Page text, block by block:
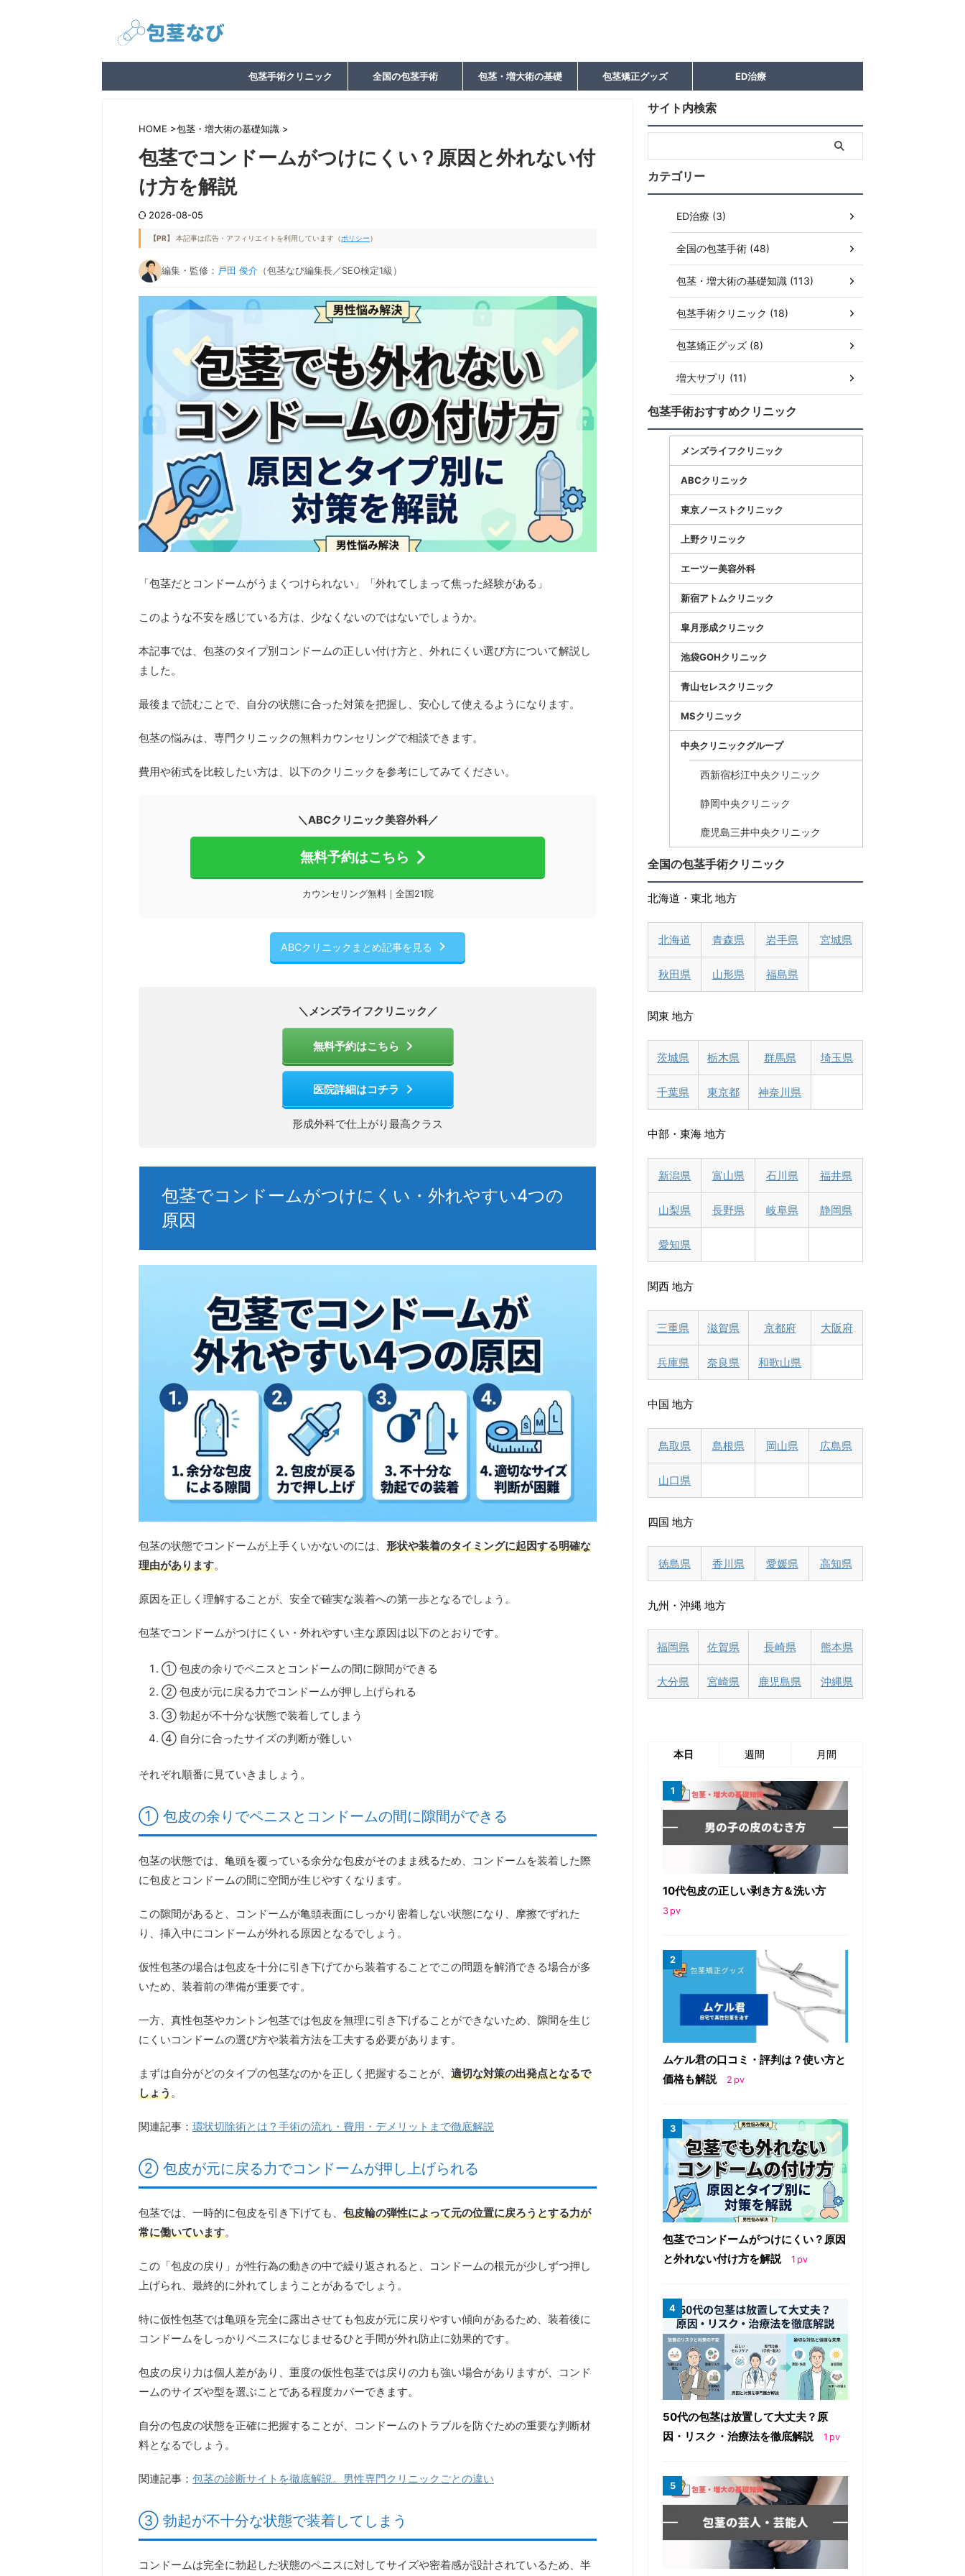
包茎手術クリニック 全国の包茎手術 包茎・増大術の基礎 包茎矯正グッズ ED治療
HOME >包茎・増大術の基礎知識 >
包茎でコンドームがつけにくい？原因と外れない付
け方を解説
2026-08-05
【PR】 本記事は広告・アフィリエイトを利用しています（ポリシー）
編集・監修： 戸田 俊介 （包茎なび編集長／SEO検定1級）
「包茎だとコンドームがうまくつけられない」「外れてしまって焦った経験がある」
このような不安を感じている方は、少なくないのではないでしょうか。
本記事では、 包茎のタイプ別コンドームの正しい付け方と、外れにくい選び方について解説し
ました。
最後まで読むことで、自分の状態に合った対策を把握し、安心して使えるようになります。
包茎の悩みは、専門クリニックの無料カウンセリングで相談できます。
費用や術式を比較したい方は、以下のクリニックを参考にしてみてください。
＼ABCクリニック美容外科／
無料予約はこちら
カウンセリング無料｜全国21院
ABCクリニックまとめ記事を見る
＼メンズライフクリニック／
無料予約はこちら
医院詳細はコチラ
形成外科で仕上がり最高クラス
包茎でコンドームがつけにくい・外れやすい4つの
原因
包茎の状態でコンドームが上手くいかないのには、 形状や装着のタイミングに起因する明確な
理由があります。
原因を正しく理解すること が、安全で確実な装着への第一歩となるでしょう。
包茎でコンドームがつけにくい・外れやすい主な原因は以下のとおりです。
① 包皮の余りでペニスとコンドームの間に隙間ができる
② 包皮が元に戻る力でコンドームが押し上げられる
③ 勃起が不十分な状態で装着してしまう
④ 自分に合ったサイズの判断が難しい
それぞれ順番に見ていきましょう。
① 包皮の余りでペニスとコンドームの間に隙間ができる
包茎の状態では、亀頭を覆っている余分な包皮がそのまま残るため、コンドームを装着した際
に包皮とコンドームの間に空間が生じやすくなります。
この隙間があると、コンドームが亀頭表面にしっかり密着しない状態になり、摩擦でずれた
り、挿入中にコンドームが外れる原因となるでしょう。
仮性包茎の場合は包皮を十分に引き下げてから装着することでこの問題を解消できる場合が多
いため、装着前の準備が重要です。
一方、真性包茎やカントン包茎では包皮を無理に引き下げることができないため、 隙間を生じ
にくいコンドームの選び方や装着方法を工夫する必要があります。
まずは自分がどのタイプの包茎なのかを正しく把握することが、 適切な対策の出発点となるで
しょう。
関連記事： 環状切除術とは？手術の流れ・費用・デメリットまで徹底解説
② 包皮が元に戻る力でコンドームが押し上げられる
包茎では、一時的に包皮を引き下げても、 包皮輪の弾性によって元の位置に戻ろうとする力が
常に働いています。
この「包皮の戻り」が性行為の動きの中で繰り返されると、コンドームの根元が少しずつ押し
上げられ、最終的に外れてしまうことがあるでしょう。
特に仮性包茎では亀頭を完全に露出させても包皮が元に戻りやすい傾向があるため、 装着後に
コンドームをしっかりペニスになじませるひと手間が外れ防止に効果的です。
包皮の戻り力は個人差があり、重度の仮性包茎では戻りの力も強い場合がありますが、コンド
ームのサイズや型を選ぶことである程度カバーできます。
自分の包皮の状態を正確に把握することが、コンドームのトラブルを防ぐための重要な判断材
料となるでしょう。
関連記事： 包茎の診断サイトを徹底解説。男性専門クリニックごとの違い
③ 勃起が不十分な状態で装着してしまう
コンドームは完全に勃起した状態のペニスに対してサイズや密着感が設計されているため、半
サイト内検索
カテゴリー
ED治療 (3)
全国の包茎手術 (48)
包茎・増大術の基礎知識 (113)
包茎手術クリニック (18)
包茎矯正グッズ (8)
増大サプリ (11)
包茎手術おすすめクリニック
メンズライフクリニック
ABCクリニック
東京ノーストクリニック
上野クリニック
エーツー美容外科
新宿アトムクリニック
皐月形成クリニック
池袋GOHクリニック
青山セレスクリニック
MSクリニック
中央クリニックグループ
西新宿杉江中央クリニック
静岡中央クリニック
鹿児島三井中央クリニック
全国の包茎手術クリニック
北海道・東北 地方
北海道 青森県 岩手県 宮城県
秋田県 山形県 福島県
関東 地方
茨城県 栃木県 群馬県 埼玉県
千葉県 東京都 神奈川県
中部・東海 地方
新潟県 富山県 石川県 福井県
山梨県 長野県 岐阜県 静岡県
愛知県
関西 地方
三重県 滋賀県 京都府 大阪府
兵庫県 奈良県 和歌山県
中国 地方
鳥取県 島根県 岡山県 広島県
山口県
四国 地方
徳島県 香川県 愛媛県 高知県
九州・沖縄 地方
福岡県 佐賀県 長崎県 熊本県
大分県 宮崎県 鹿児島県 沖縄県
本日 週間 月間
10代包皮の正しい剥き方＆洗い方
3 pv
ムケル君の口コミ・評判は？使い方と
価格も解説
2 pv
包茎でコンドームがつけにくい？原因
と外れない付け方を解説
1 pv
50代の包茎は放置して大丈夫？原
因・リスク・治療法を徹底解説
1 pv